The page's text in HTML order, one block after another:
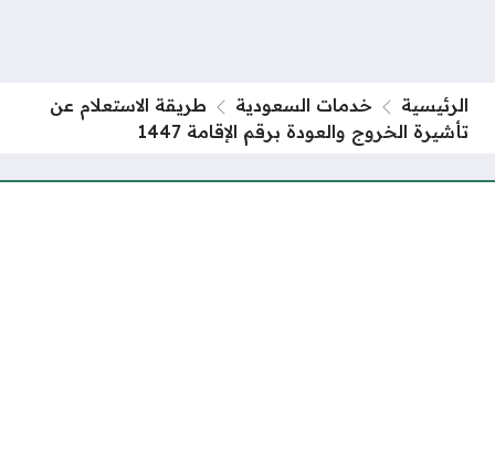
الرئيسية خدمات السعودية
طريقة الاستعلام عن
تأشيرة الخروج والعودة برقم الإقامة 1447